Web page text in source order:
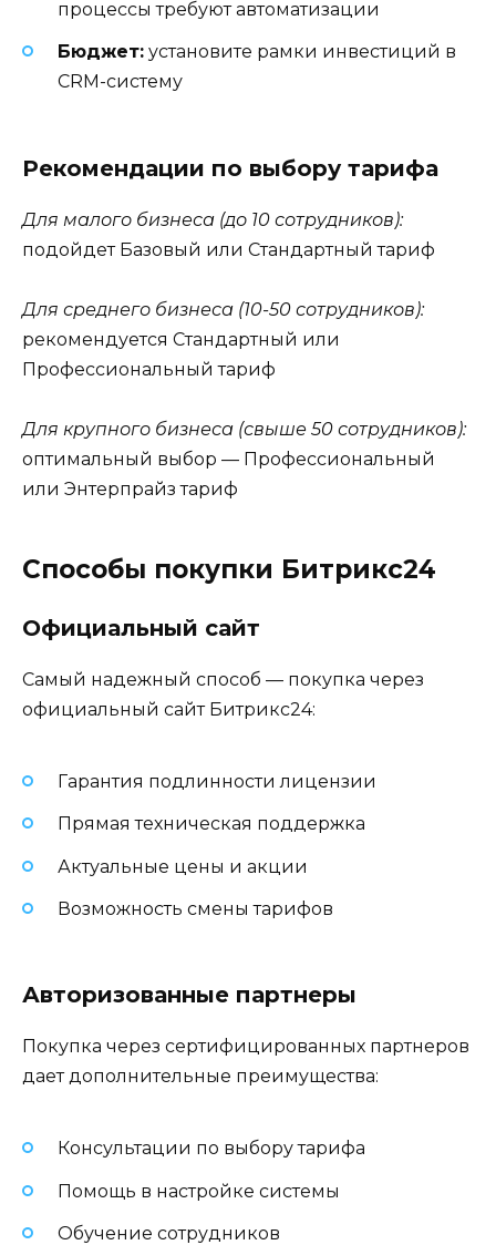
процессы требуют автоматизации
Бюджет: установите рамки инвестиций в
CRM-систему
Рекомендации по выбору тарифа
Для малого бизнеса (до 10 сотрудников):
подойдет Базовый или Стандартный тариф
Для среднего бизнеса (10-50 сотрудников):
рекомендуется Стандартный или
Профессиональный тариф
Для крупного бизнеса (свыше 50 сотрудников):
оптимальный выбор — Профессиональный
или Энтерпрайз тариф
Способы покупки Битрикс24
Официальный сайт
Самый надежный способ — покупка через
официальный сайт Битрикс24:
Гарантия подлинности лицензии
Прямая техническая поддержка
Актуальные цены и акции
Возможность смены тарифов
Авторизованные партнеры
Покупка через сертифицированных партнеров
дает дополнительные преимущества:
Консультации по выбору тарифа
Помощь в настройке системы
Обучение сотрудников